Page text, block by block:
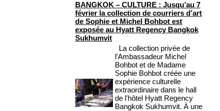
BANGKOK – CULTURE : Jusqu’au 7
février la collection de courriers d’art
de Sophie et Michel Bohbot est
exposée au Hyatt Regency Bangkok
Sukhumvit
La collection privée de
l'Ambassadeur Michel
Bohbot et de Madame
Sophie Bohbot créée une
expérience culturelle
extraordinaire dans le hall
de l'hôtel Hyatt Regency
Bangkok Sukhumvit. À une